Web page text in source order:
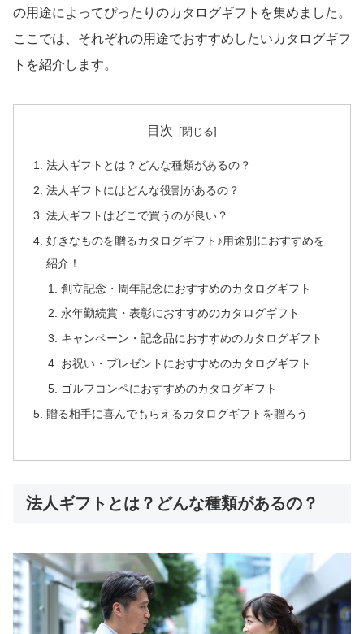
の用途によってぴったりのカタログギフトを集めました。
ここでは、それぞれの用途でおすすめしたいカタログギフ
トを紹介します。
目次
法人ギフトとは？どんな種類があるの？
法人ギフトにはどんな役割があるの？
法人ギフトはどこで買うのが良い？
好きなものを贈るカタログギフト♪用途別におすすめを
紹介！
創立記念・周年記念におすすめのカタログギフト
永年勤続賞・表彰におすすめのカタログギフト
キャンペーン・記念品におすすめのカタログギフト
お祝い・プレゼントにおすすめのカタログギフト
ゴルフコンペにおすすめのカタログギフト
贈る相手に喜んでもらえるカタログギフトを贈ろう
法人ギフトとは？どんな種類があるの？